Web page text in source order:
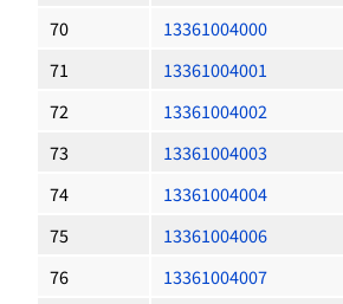
70
13361004000
71
13361004001
72
13361004002
73
13361004003
74
13361004004
75
13361004006
76
13361004007